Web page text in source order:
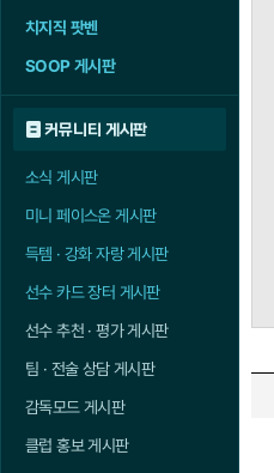
치지직 팟벤
SOOP 게시판
커뮤니티 게시판
소식 게시판
미니 페이스온 게시판
득템 · 강화 자랑 게시판
선수 카드 장터 게시판
선수 추천 · 평가 게시판
팀 · 전술 상담 게시판
감독모드 게시판
클럽 홍보 게시판